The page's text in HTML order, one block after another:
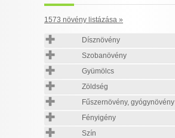
1573 növény listázása »
Dísznövény
Szobanövény
Gyümölcs
Zöldség
Fűszernövény, gyógynövény
Fényigény
Szín